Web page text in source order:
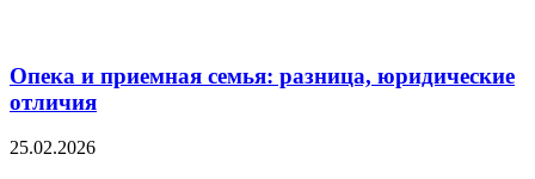
Опека и приемная семья: разница, юридические
отличия
25.02.2026